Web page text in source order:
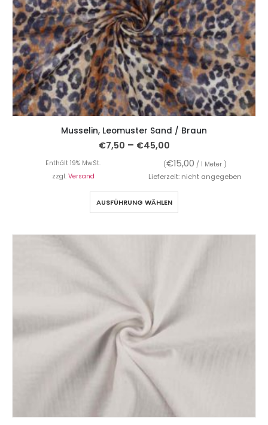
Musselin, Leomuster Sand / Braun
€7,50 – €45,00
Enthält 19% MwSt. (€15,00 / 1 Meter )
zzgl. Versand Lieferzeit: nicht angegeben
AUSFÜHRUNG WÄHLEN